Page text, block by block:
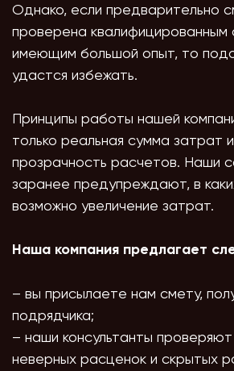
Однако, если предварительно
проверена квалифицированным
имеющим большой опыт, то
удастся избежать.
Принципы работы нашей
только реальная сумма затрат
прозрачность расчетов. Наши
заранее предупреждают, в
возможно увеличение затрат.
Наша компания предлагает
– вы присылаете нам смету,
подрядчика;
– наши консультанты
неверных расценок и скрытых